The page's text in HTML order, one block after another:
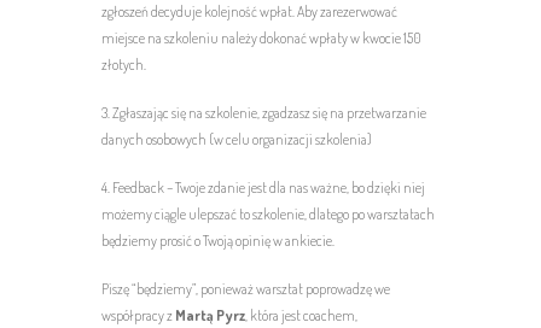
zgłoszeń decyduje kolejność wpłat. Aby zarezerwować
miejsce na szkoleniu należy dokonać wpłaty w kwocie 150
złotych.
3. Zgłaszając się na szkolenie, zgadzasz się na przetwarzanie
danych osobowych (w celu organizacji szkolenia)
4. Feedback – Twoje zdanie jest dla nas ważne, bo dzięki niej
możemy ciągle ulepszać to szkolenie, dlatego po warsztatach
będziemy prosić o Twoją opinię w ankiecie.
Piszę “będziemy”, ponieważ warsztat poprowadzę we
współpracy z Martą Pyrz , która jest coachem,